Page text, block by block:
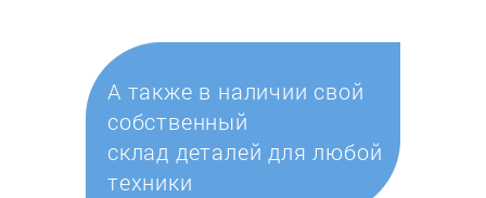
А также в наличии свой
собственный
склад деталей для любой
техники